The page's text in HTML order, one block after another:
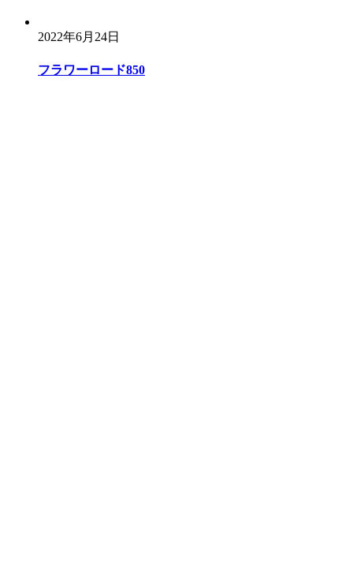
2022年6月24日
フラワーロード850